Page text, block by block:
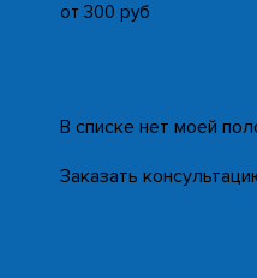
от 300 руб
В списке нет моей
Заказать